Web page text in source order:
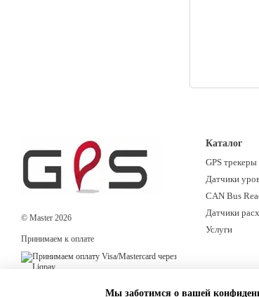
© Master 2026
Принимаем к оплате
Каталог
GPS трекеры
Датчики
CAN Bus
Датчики
Услуги
Мы заботимся о вашей